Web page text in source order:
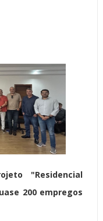
"Residencial
200 empregos